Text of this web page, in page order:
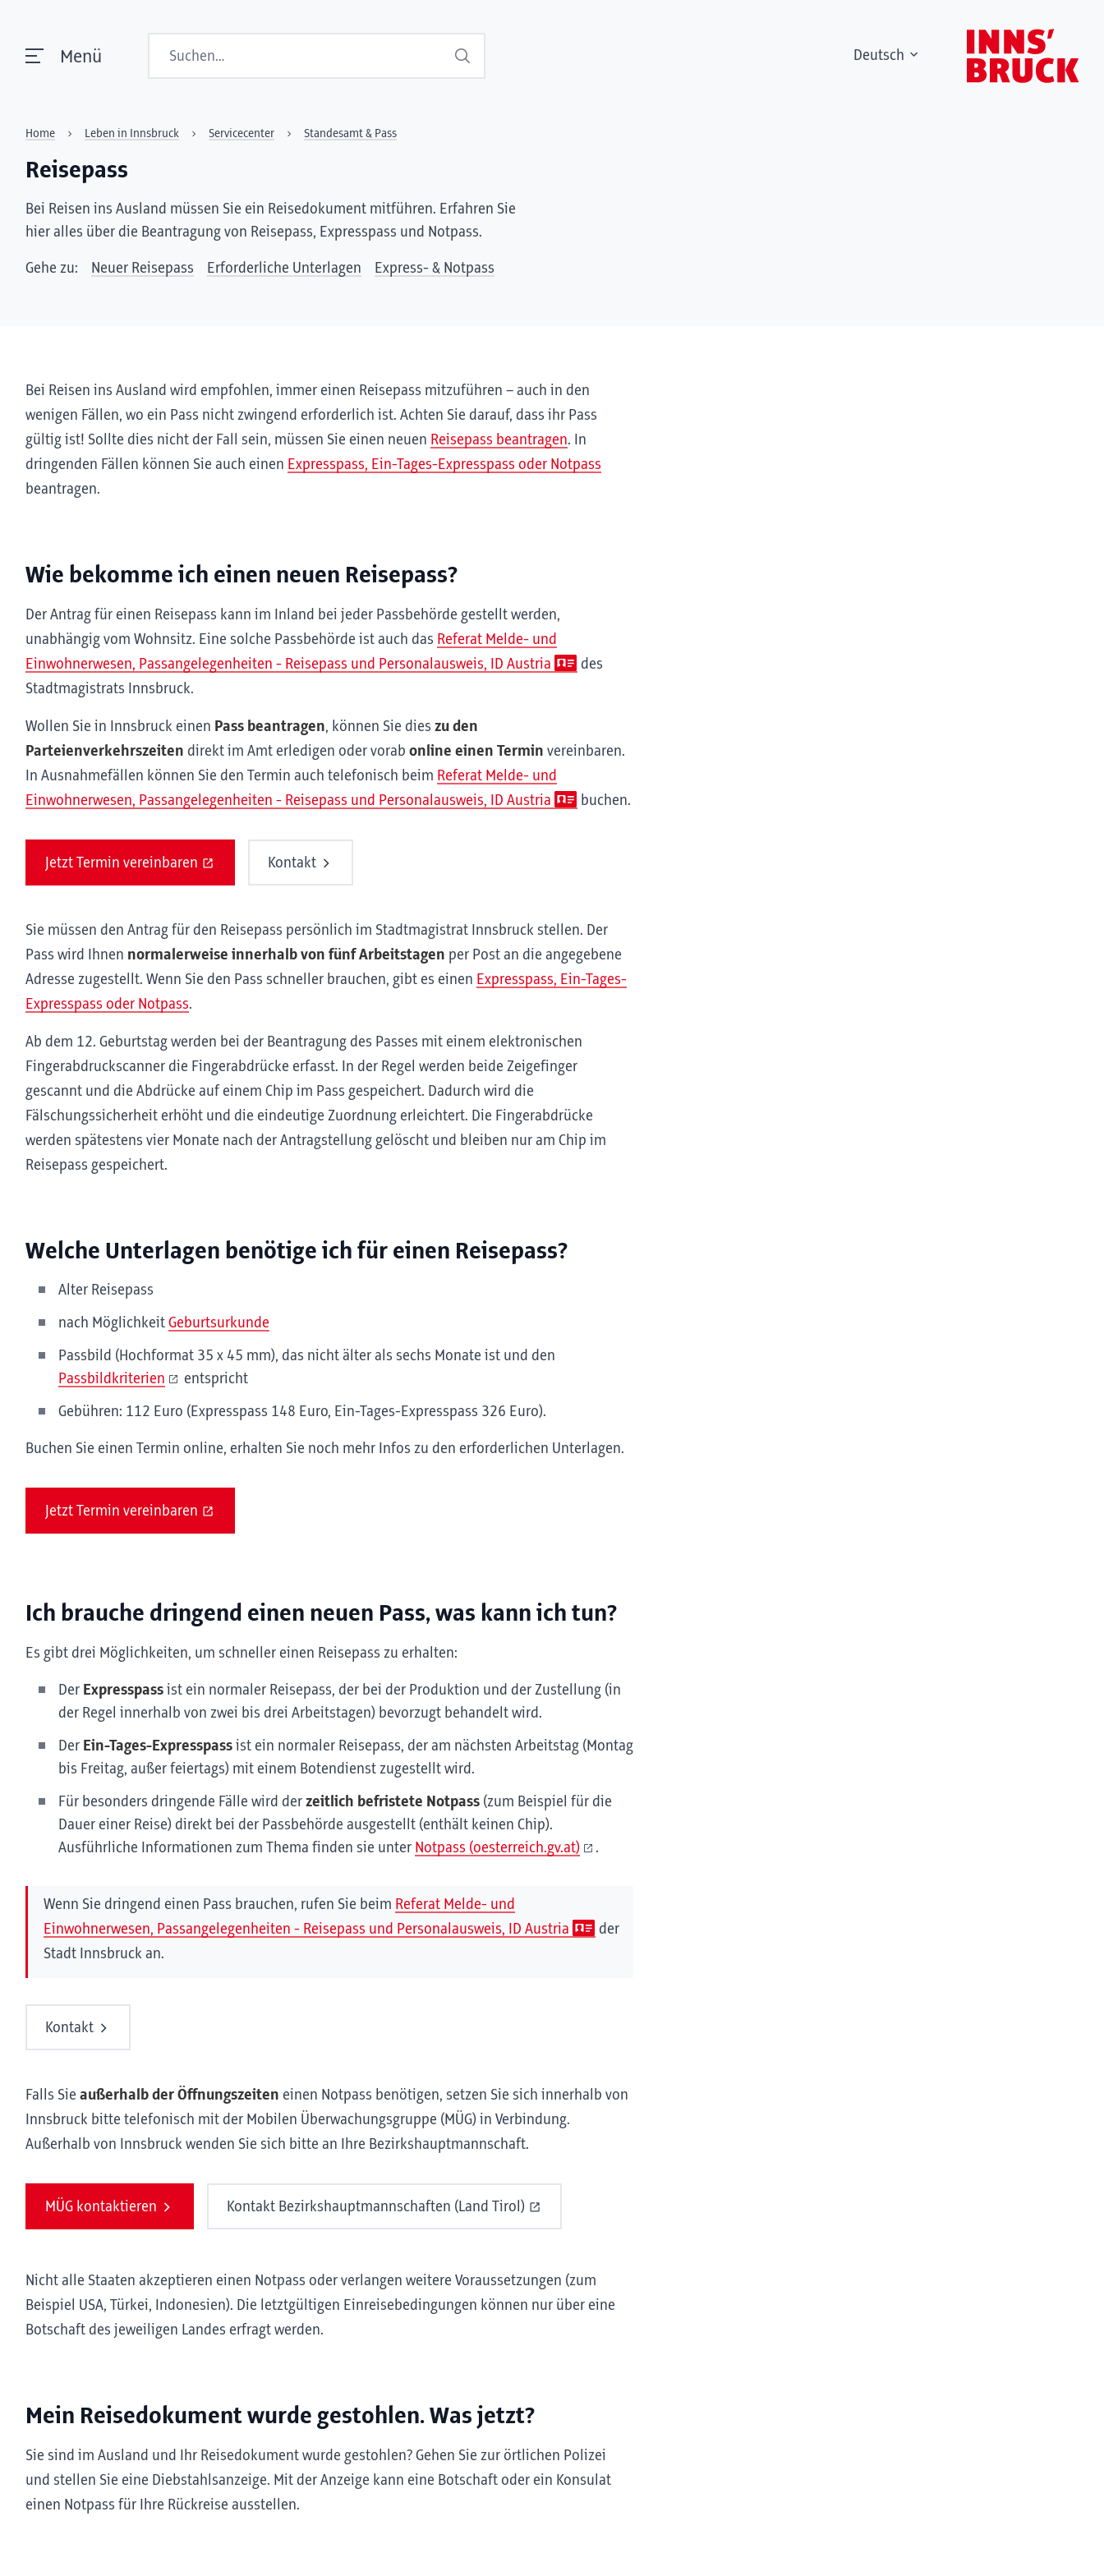
Menü Suchen Deutsch
Home Leben in Innsbruck Servicecenter Standesamt & Pass
Reisepass
Bei Reisen ins Ausland müssen Sie ein Reisedokument mitführen. Erfahren Sie
hier alles über die Beantragung von Reisepass, Expresspass und Notpass.
Gehe zu: Neuer Reisepass Erforderliche Unterlagen Express- & Notpass
Bei Reisen ins Ausland wird empfohlen, immer einen Reisepass mitzuführen – auch in den
wenigen Fällen, wo ein Pass nicht zwingend erforderlich ist. Achten Sie darauf, dass ihr Pass
gültig ist! Sollte dies nicht der Fall sein, müssen Sie einen neuen Reisepass beantragen. In
dringenden Fällen können Sie auch einen Expresspass, Ein-Tages-Expresspass oder Notpass
beantragen.
Wie bekomme ich einen neuen Reisepass?
Der Antrag für einen Reisepass kann im Inland bei jeder Passbehörde gestellt werden,
unabhängig vom Wohnsitz. Eine solche Passbehörde ist auch das Referat Melde- und
Einwohnerwesen, Passangelegenheiten - Reisepass und Personalausweis, ID Austria
des
Stadtmagistrats Innsbruck.
Wollen Sie in Innsbruck einen Pass beantragen, können Sie dies zu den
Parteienverkehrszeiten direkt im Amt erledigen oder vorab online einen Termin vereinbaren.
In Ausnahmefällen können Sie den Termin auch telefonisch beim Referat Melde- und
Einwohnerwesen, Passangelegenheiten - Reisepass und Personalausweis, ID Austria
buchen.
Jetzt Termin vereinbaren Kontakt
Sie müssen den Antrag für den Reisepass persönlich im Stadtmagistrat Innsbruck stellen. Der
Pass wird Ihnen normalerweise innerhalb von fünf Arbeitstagen per Post an die angegebene
Adresse zugestellt. Wenn Sie den Pass schneller brauchen, gibt es einen Expresspass, Ein-Tages-
Expresspass oder Notpass.
Ab dem 12. Geburtstag werden bei der Beantragung des Passes mit einem elektronischen
Fingerabdruckscanner die Fingerabdrücke erfasst. In der Regel werden beide Zeigefinger
gescannt und die Abdrücke auf einem Chip im Pass gespeichert. Dadurch wird die
Fälschungssicherheit erhöht und die eindeutige Zuordnung erleichtert. Die Fingerabdrücke
werden spätestens vier Monate nach der Antragstellung gelöscht und bleiben nur am Chip im
Reisepass gespeichert.
Welche Unterlagen benötige ich für einen Reisepass?
Alter Reisepass
nach Möglichkeit Geburtsurkunde
Passbild (Hochformat 35 x 45 mm), das nicht älter als sechs Monate ist und den
Passbildkriterien
entspricht
Gebühren: 112 Euro (Expresspass 148 Euro, Ein-Tages-Expresspass 326 Euro).
Buchen Sie einen Termin online, erhalten Sie noch mehr Infos zu den erforderlichen Unterlagen.
Jetzt Termin vereinbaren
Ich brauche dringend einen neuen Pass, was kann ich tun?
Es gibt drei Möglichkeiten, um schneller einen Reisepass zu erhalten:
Der Expresspass ist ein normaler Reisepass, der bei der Produktion und der Zustellung (in
der Regel innerhalb von zwei bis drei Arbeitstagen) bevorzugt behandelt wird.
Der Ein-Tages-Expresspass ist ein normaler Reisepass, der am nächsten Arbeitstag (Montag
bis Freitag, außer feiertags) mit einem Botendienst zugestellt wird.
Für besonders dringende Fälle wird der zeitlich befristete Notpass (zum Beispiel für die
Dauer einer Reise) direkt bei der Passbehörde ausgestellt (enthält keinen Chip).
Ausführliche Informationen zum Thema finden sie unter Notpass (oesterreich.gv.at) .
Wenn Sie dringend einen Pass brauchen, rufen Sie beim Referat Melde- und
Einwohnerwesen, Passangelegenheiten - Reisepass und Personalausweis, ID Austria
der
Stadt Innsbruck an.
Kontakt
Falls Sie außerhalb der Öffnungszeiten einen Notpass benötigen, setzen Sie sich innerhalb von
Innsbruck bitte telefonisch mit der Mobilen Überwachungsgruppe (MÜG) in Verbindung.
Außerhalb von Innsbruck wenden Sie sich bitte an Ihre Bezirkshauptmannschaft.
MÜG kontaktieren Kontakt Bezirkshauptmannschaften (Land Tirol)
Nicht alle Staaten akzeptieren einen Notpass oder verlangen weitere Voraussetzungen (zum
Beispiel USA, Türkei, Indonesien). Die letztgültigen Einreisebedingungen können nur über eine
Botschaft des jeweiligen Landes erfragt werden.
Mein Reisedokument wurde gestohlen. Was jetzt?
Sie sind im Ausland und Ihr Reisedokument wurde gestohlen? Gehen Sie zur örtlichen Polizei
und stellen Sie eine Diebstahlsanzeige. Mit der Anzeige kann eine Botschaft oder ein Konsulat
einen Notpass für Ihre Rückreise ausstellen.